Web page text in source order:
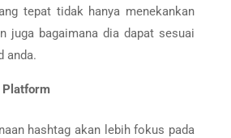
tepat tidak hanya menekankan
juga bagaimana dia dapat sesuai
anda.
Platform
hashtag akan lebih fokus pada